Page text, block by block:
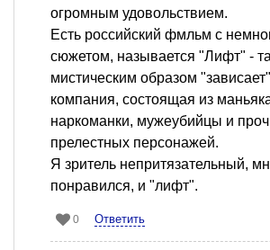
огромным удовольствием.
Есть российский фмльм с
сюжетом, называется "Лифт" -
мистическим образом
компания, состоящая из
наркоманки, мужеубийцы и
прелестных персонажей.
Я зритель непритязательный,
понравился, и "лифт".
0 Ответить